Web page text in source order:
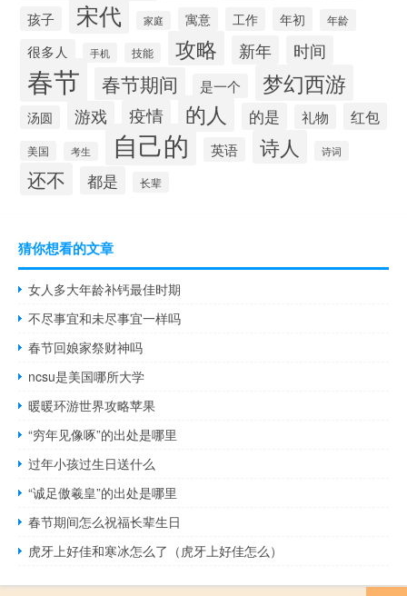
孩子 宋代 家庭 寓意 工作 年初 年龄
很多人 手机 技能 攻略 新年 时间
春节 春节期间 是一个 梦幻西游
汤圆 游戏 疫情 的人 的是 礼物 红包
美国 考生 自己的 英语 诗人 诗词
还不 都是 长辈
猜你想看的文章
女人多大年龄补钙最佳时期
不尽事宜和未尽事宜一样吗
春节回娘家祭财神吗
ncsu是美国哪所大学
暖暖环游世界攻略苹果
“穷年见像啄”的出处是哪里
过年小孩过生日送什么
“诚足傲羲皇”的出处是哪里
春节期间怎么祝福长辈生日
虎牙上好佳和寒冰怎么了（虎牙上好佳怎么）